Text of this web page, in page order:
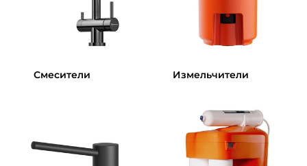
Смесители Измельчители